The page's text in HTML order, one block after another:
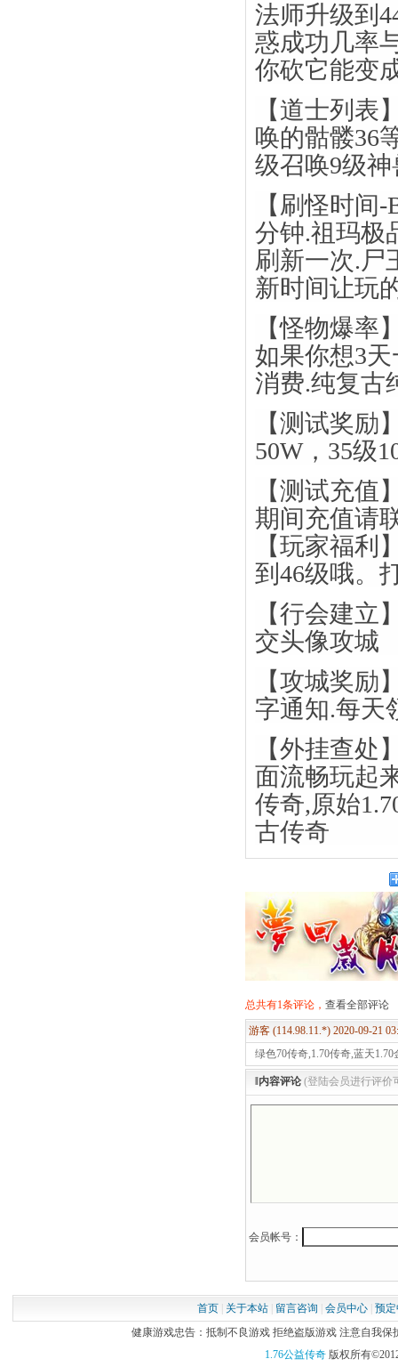
法师升级到
惑成功几率
你砍它能变
【道士列表
唤的骷髅36
级召唤9级
【刷怪时间
分钟.祖玛极
刷新一次.尸
新时间让玩
【怪物爆率
如果你想3
消费.纯复古
【测试奖励
50W，35级
【测试充值
期间充值请
【玩家福利
到46级哦。
【行会建立
交头像攻城
【攻城奖励
字通知.每天
【外挂查处
面流畅玩起
传奇,原始
古传奇
总共有1条评论， 查看全部评论
游客 (114.98.11.*) 2020-09-21
绿色70传奇,1.70传奇,蓝天
‖内容评论 (登陆会员进行评价
会员帐号：
首页| 关于本站| 留言咨询 会员中心| 预
健康游戏忠告：抵制不良游戏 拒绝盗版游戏 注意自我保
1.76公益传奇版权所有